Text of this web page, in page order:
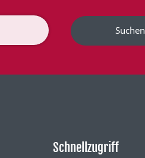
Suchen
Schnellzugriff